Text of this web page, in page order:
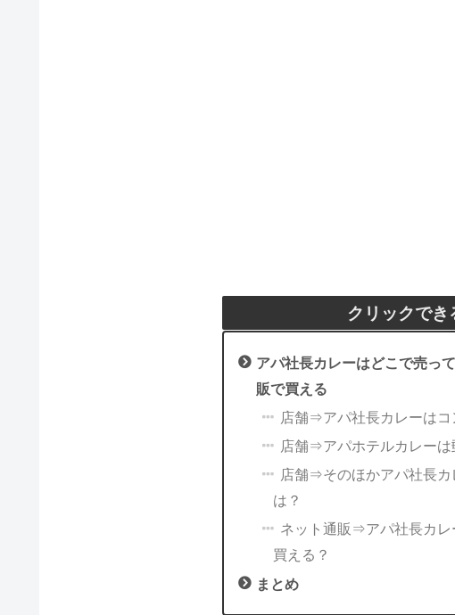
クリックでき
アパ社長カレーはどこで売っ
販で買える
店舗⇒アパ社長カレーはコ
店舗⇒アパホテルカレーは
店舗⇒そのほかアパ社長
は？
ネット通販⇒アパ社長カレ
買える？
まとめ